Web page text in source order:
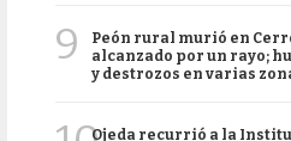
9
Peón rural murió en
alcanzado por un rayo;
y destrozos en varias
Ojeda recurrió a la